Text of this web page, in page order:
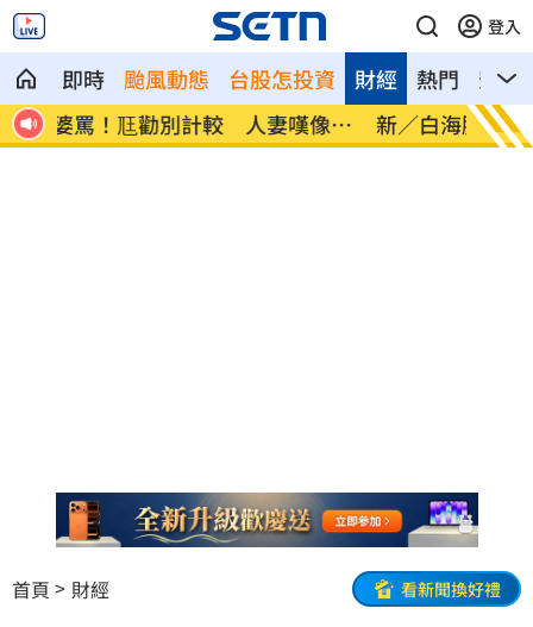
登入
即時 颱風動態 台股怎投資 熱門 影音
財經
台
新／白海豚近北部海面！氣象署發豪雨特
報
南電
首頁 財經 看新聞換好禮